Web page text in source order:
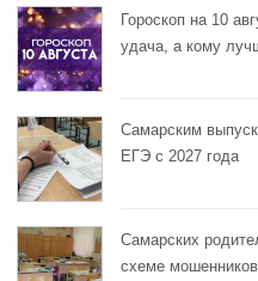
Гороскоп на 10
удача, а кому
Самарским
ЕГЭ с 2027 года
Самарских
схеме